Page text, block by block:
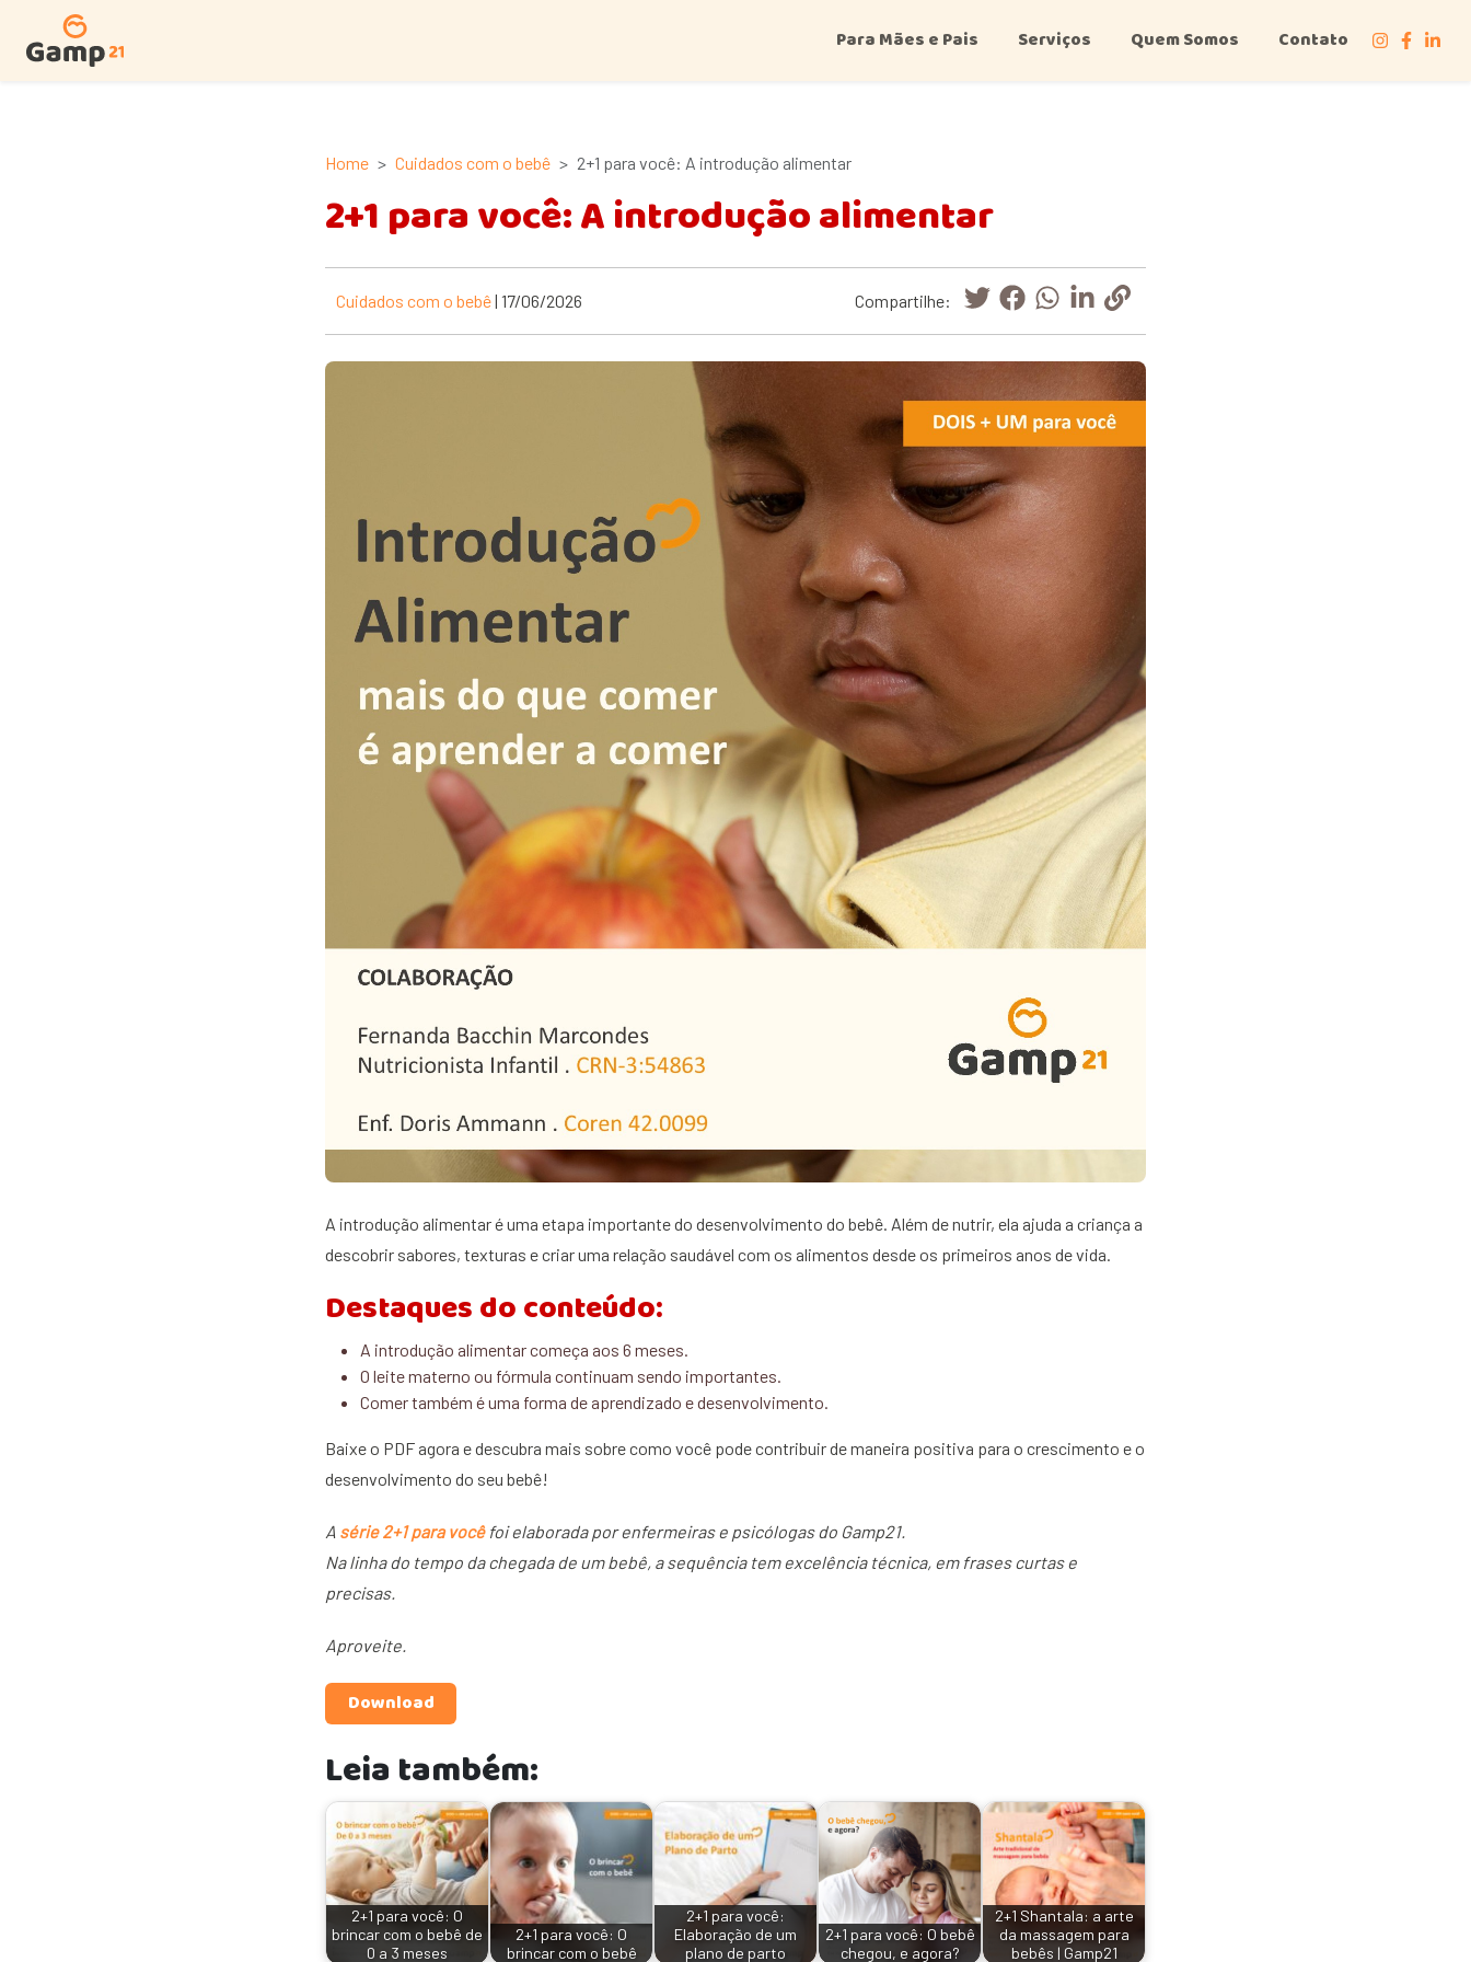
Para Mães e Pais Serviços Quem Somos Contato
Home Cuidados com o bebê 2+1 para você: A introdução alimentar
2+1 para você: A introdução alimentar
Cuidados com o bebê| 17/06/2026 Compartilhe:
A introdução alimentar é uma etapa importante do desenvolvimento do bebê. Além de nutrir, ela ajuda a criança a
descobrir sabores, texturas e criar uma relação saudável com os alimentos desde os primeiros anos de vida.
Destaques do conteúdo:
A introdução alimentar começa aos 6 meses.
O leite materno ou fórmula continuam sendo importantes.
Comer também é uma forma de aprendizado e desenvolvimento.
Baixe o PDF agora e descubra mais sobre como você pode contribuir de maneira positiva para o crescimento e o
desenvolvimento do seu bebê!
A série 2+1 para vocêfoi elaborada por enfermeiras e psicólogas do Gamp21.
Na linha do tempo da chegada de um bebê, a sequência tem excelência técnica, em frases curtas e
precisas.
Aproveite.
Download
Leia também:
2+1 para você: O
brincar com o bebê de
0 a 3 meses
2+1 para você: O
brincar com o bebê
2+1 para você:
Elaboração de um
plano de parto
2+1 para você: O bebê
chegou, e agora?
2+1 Shantala: a arte
da massagem para
bebês | Gamp21